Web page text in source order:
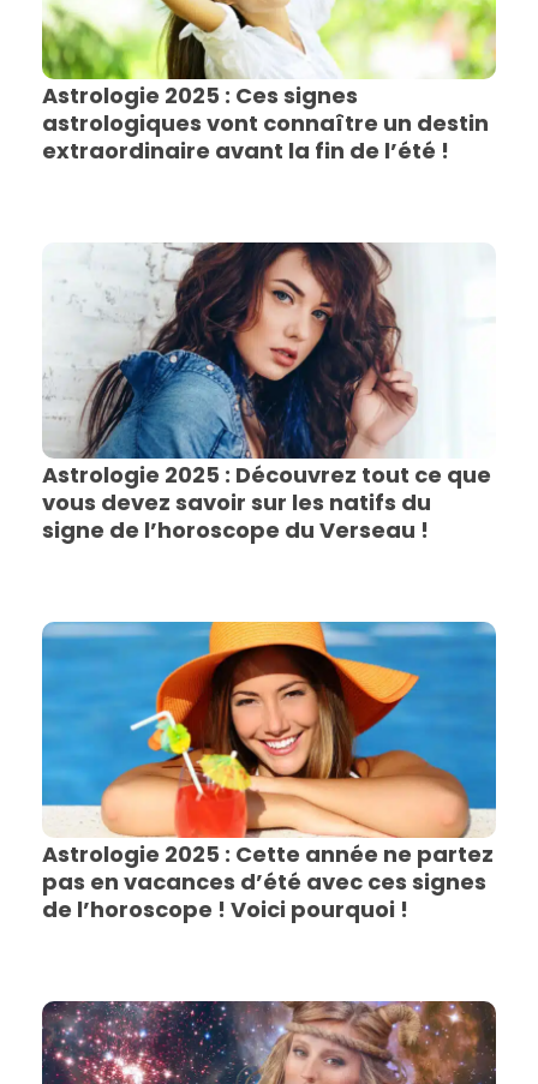
Astrologie 2025 : Ces signes
astrologiques vont connaître un destin
extraordinaire avant la fin de l’été !
Astrologie 2025 : Découvrez tout ce que
vous devez savoir sur les natifs du
signe de l’horoscope du Verseau !
Astrologie 2025 : Cette année ne partez
pas en vacances d’été avec ces signes
de l’horoscope ! Voici pourquoi !